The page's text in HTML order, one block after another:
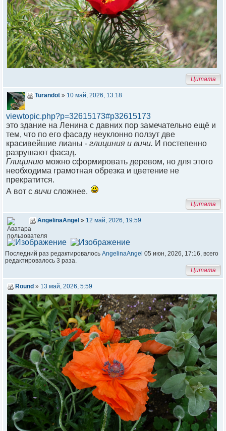
Цитата
Turandot » 10 май, 2026, 13:18
viewtopic.php?p=32615173#p32615173
это здание на Ленина с давних пор замечательно ещё и
тем, что по его фасаду неуклонно ползут две
красивейшие лианы - глициния и вичи. И постепенно
разрушают фасад.
Глицинию можно сформировать деревом, но для этого
необходима грамотная обрезка и цветение не
прекратится.
А вот с вичи сложнее.
Цитата
AngelinaAngel » 12 май, 2026, 19:59
Последний раз редактировалось AngelinaAngel 05 июн, 2026, 17:16, всего
редактировалось 3 раза.
Цитата
Round » 13 май, 2026, 5:59